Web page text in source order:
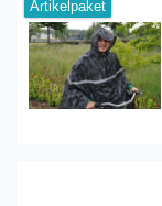
Artikelpaket